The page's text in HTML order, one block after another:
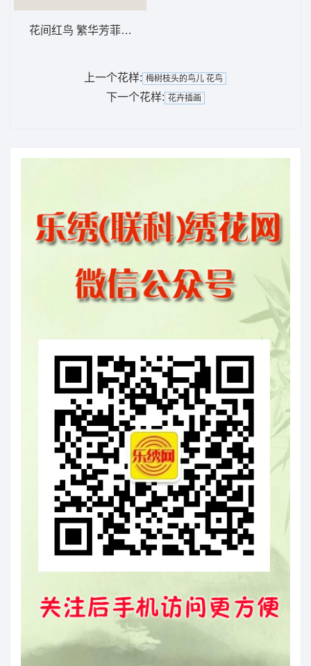
花间红鸟 繁华芳菲背景墙
上一个花样: 梅树枝头的鸟儿 花鸟
下一个花样: 花卉插画